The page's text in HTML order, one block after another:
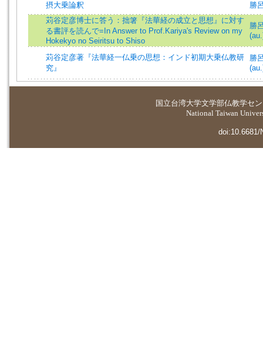
摂大乗論釈
勝
苅谷定彦博士に答う：拙箸『法華経の成立と思想』に対す
る書評を読んで=In Answer to Prof.Kariya's Review on my
Hokekyo no Seiritsu to Shiso
勝
苅谷定彦著『法華経一仏乗の思想：インド初期大乗仏教研
究』
勝
国立台湾大学文学部仏教学セ
National Taiwan
doi:10.6681/